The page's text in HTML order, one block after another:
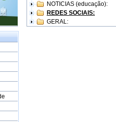
NOTICIAS (educação):
REDES SOCIAIS:
GERAL: